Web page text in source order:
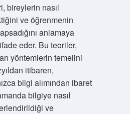
bireylerin nasıl
ve öğrenmenin
anlamaya
eder. Bu teoriler,
yöntemlerin temelini
itibaren,
bilgi alımından ibaret
bilgiye nasıl
ve